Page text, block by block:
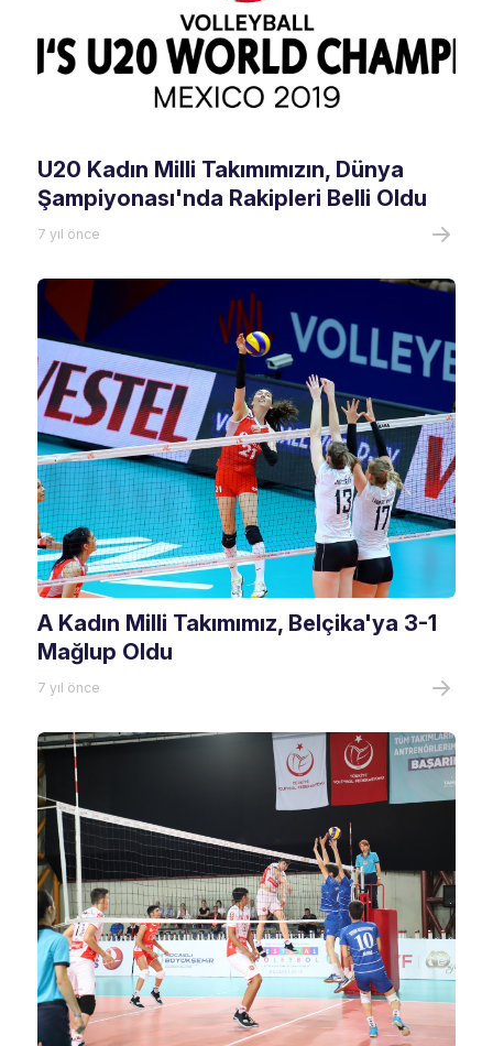
U20 Kadın Milli Takımımızın, Dünya
Şampiyonası'nda Rakipleri Belli Oldu
7 yıl önce
A Kadın Milli Takımımız, Belçika'ya 3-1
Mağlup Oldu
7 yıl önce